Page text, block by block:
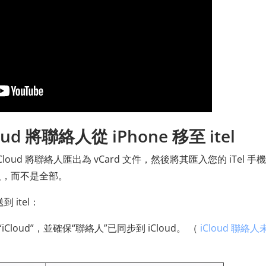
將聯絡人從 iPhone 移至 itel
將聯絡人匯出為 vCard 文件，然後將其匯入您的 iTel 手
而不是全部。
itel：
，並確保“聯絡人”已同步到 iCloud。 （ iCloud 聯絡人